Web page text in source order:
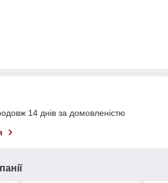
14 днів за домовленістю